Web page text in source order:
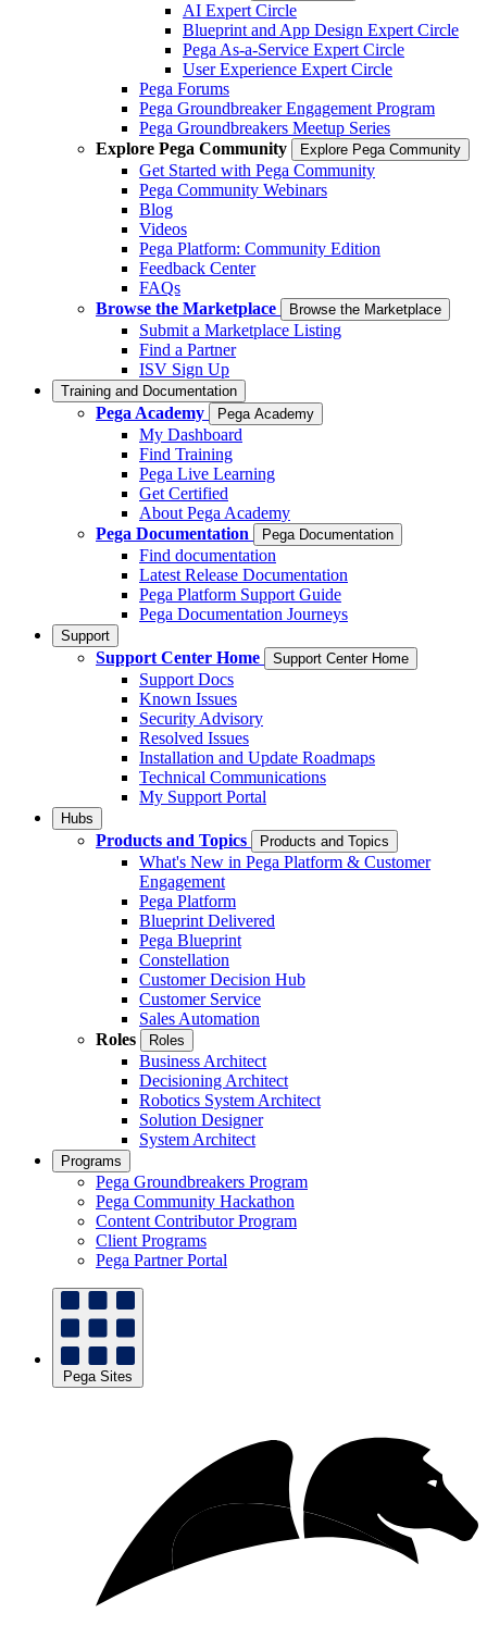
AI Expert Circle
Blueprint and App Design Expert Circle
Pega As-a-Service Expert Circle
User Experience Expert Circle
Pega Forums
Pega Groundbreaker Engagement Program
Pega Groundbreakers Meetup Series
Explore Pega Community
Explore Pega Community
Get Started with Pega Community
Pega Community Webinars
Blog
Videos
Pega Platform: Community Edition
Feedback Center
FAQs
Browse the Marketplace
Browse the Marketplace
Submit a Marketplace Listing
Find a Partner
ISV Sign Up
Training and Documentation
Pega Academy Pega Academy
My Dashboard
Find Training
Pega Live Learning
Get Certified
About Pega Academy
Pega Documentation
Pega Documentation
Find documentation
Latest Release Documentation
Pega Platform Support Guide
Pega Documentation Journeys
Support
Support Center Home Support Center Home
Support Docs
Known Issues
Security Advisory
Resolved Issues
Installation and Update Roadmaps
Technical Communications
My Support Portal
Hubs
Products and Topics Products and Topics
What's New in Pega Platform & Customer
Engagement
Pega Platform
Blueprint Delivered
Pega Blueprint
Constellation
Customer Decision Hub
Customer Service
Sales Automation
Roles
Roles
Business Architect
Decisioning Architect
Robotics System Architect
Solution Designer
System Architect
Programs
Pega Groundbreakers Program
Pega Community Hackathon
Content Contributor Program
Client Programs
Pega Partner Portal
Pega Sites